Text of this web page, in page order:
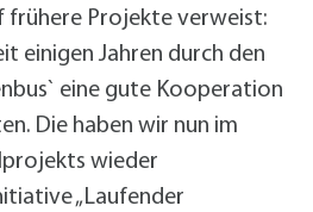
frühere Projekte verweist:
einigen Jahren durch den
eine gute Kooperation
Die haben wir nun im
wieder
„Laufender